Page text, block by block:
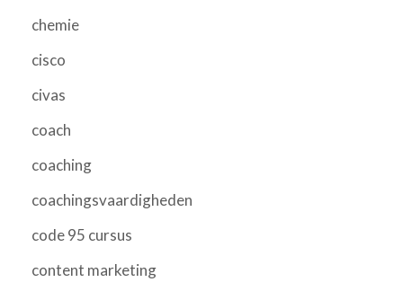
chemie
cisco
civas
coach
coaching
coachingsvaardigheden
code 95 cursus
content marketing